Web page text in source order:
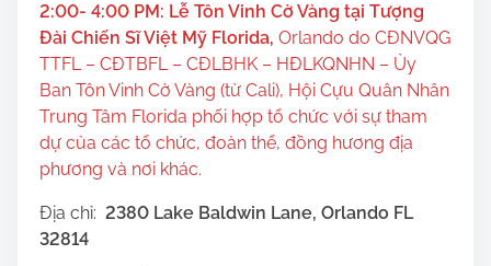
2:00- 4:00 PM: Lễ Tôn Vinh Cờ Vàng tại Tượng
Đài Chiến Sĩ Việt Mỹ Florida, Orlando do CĐNVQG
TTFL – CĐTBFL – CĐLBHK – HĐLKQNHN – Ủy
Ban Tôn Vinh Cờ Vàng (từ Cali), Hội Cựu Quân Nhân
Trung Tâm Florida phối hợp tổ chức với sự tham
dự của các tổ chức, đoàn thể, đồng hương địa
phương và nơi khác.
Địa chỉ: 2380 Lake Baldwin Lane, Orlando FL
32814